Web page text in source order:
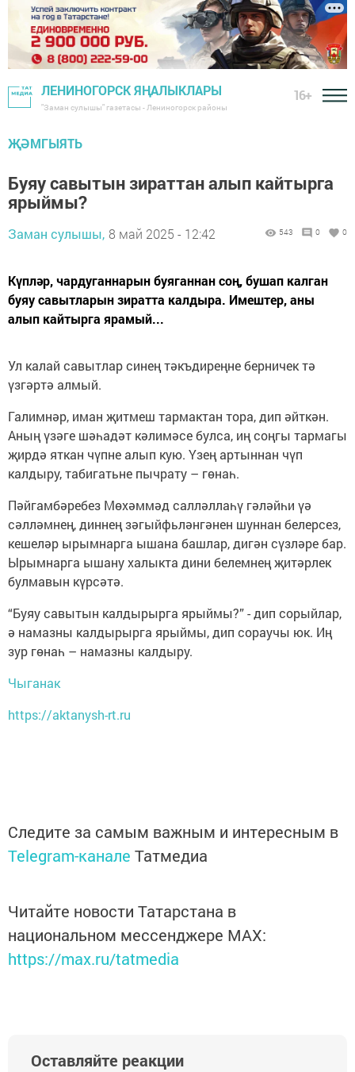
ЛЕНИНОГОРСК ЯҢАЛЫКЛАРЫ
"Заман сулышы" газетасы - Лениногорск районы
16+
ҖӘМГЫЯТЬ
Буяу савытын зираттан алып кайтырга
ярыймы?
Заман сулышы, 8 май 2025 - 12:42 543 0 0
Күпләр, чардуганнарын буяганнан соң, бушап калган
буяу савытларын зиратта калдыра. Имештер, аны
алып кайтырга ярамый...
Ул калай савытлар синең тәкъдиреңне берничек тә
үзгәртә алмый.
Галимнәр, иман җитмеш тармактан тора, дип әйткән.
Аның үзәге шәһадәт кәлимәсе булса, иң соңгы тармагы
җирдә яткан чүпне алып кую. Үзең артыннан чүп
калдыру, табигатьне пычрату – гөнаһ.
Пәйгамбәребез Мөхәммәд салләллаһү гәләйһи үә
сәлләмнең, диннең зәгыйфьләнгәнен шуннан белерсез,
кешеләр ырымнарга ышана башлар, дигән сүзләре бар.
Ырымнарга ышану халыкта дини белемнең җитәрлек
булмавын күрсәтә.
“Буяу савытын калдырырга ярыймы?” - дип сорыйлар,
ә намазны калдырырга ярыймы, дип сораучы юк. Иң
зур гөнаһ – намазны калдыру.
Чыганак
https://aktanysh-rt.ru
Следите за самым важным и интересным в
Telegram-канале Татмедиа
Читайте новости Татарстана в
национальном мессенджере MАХ:
https://max.ru/tatmedia
Оставляйте реакции